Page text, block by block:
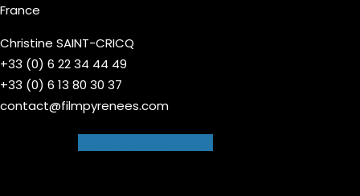
France
Christine SAINT-CRICQ
+33 (0) 6 22 34 44 49
+33 (0) 6 13 80 30 37
contact@filmpyrenees.com